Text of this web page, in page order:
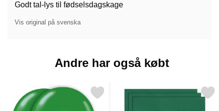
Godt tal-lys til fødselsdagskage
Vis original på svenska
Andre har også købt
Markér balloner Grønne som favorit
Markér engangsservietter